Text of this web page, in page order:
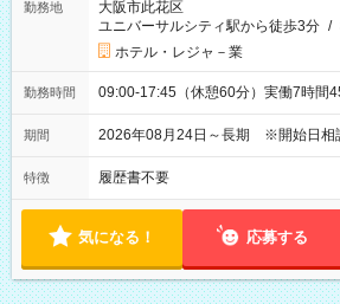
勤務地
大阪市此花区
ユニバーサルシティ駅から徒歩3分 /
ホテル・レジャ－業
勤務時間 09:00-17:45（休憩60分）実働7時間
期間 2026年08月24日～長期 ※開始日相
特徴 履歴書不要
気になる！ 応募する